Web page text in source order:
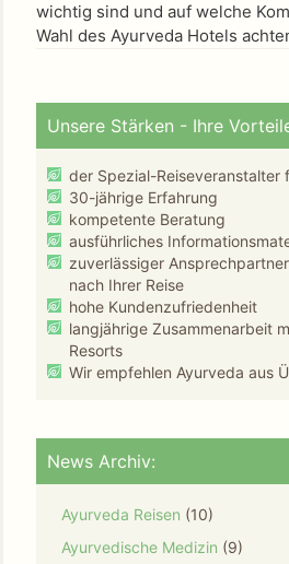
wichtig sind und auf welche
Wahl des Ayurveda Hotels
Unsere Stärken - Ihre
der Spezial-Reiseveranstalter
30-jährige Erfahrung
kompetente Beratung
ausführliches
zuverlässiger
nach Ihrer Reise
hohe Kundenzufriedenheit
langjährige Zusammenarbeit
Resorts
Wir empfehlen Ayurveda aus
News Archiv:
Ayurveda Reisen (10)
Ayurvedische Medizin (9)